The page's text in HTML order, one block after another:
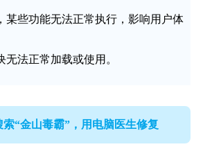
某些功能无法正常执行，影响用户体
法正常加载或使用。
“金山毒霸”，用电脑医生修复